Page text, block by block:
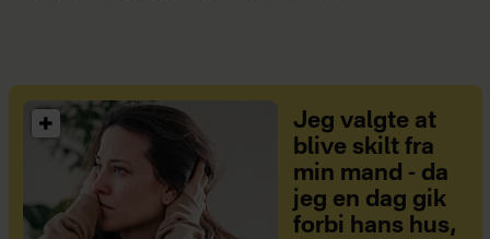
Jeg valgte at
blive skilt fra
min mand - da
jeg en dag gik
forbi hans hus,